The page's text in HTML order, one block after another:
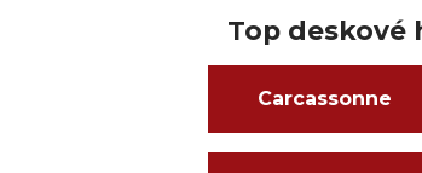
Top deskové
Carcassonne